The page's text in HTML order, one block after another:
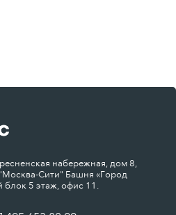
набережная, дом 8,
Сити" Башня «Город
блок 5 этаж, офис 11.